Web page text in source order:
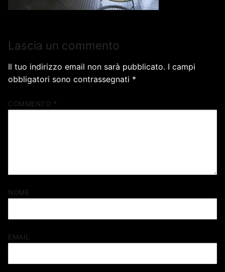
Lascia un commento
Il tuo indirizzo email non sarà pubblicato. I campi
obbligatori sono contrassegnati *
COMMENTO *
NOME
EMAIL